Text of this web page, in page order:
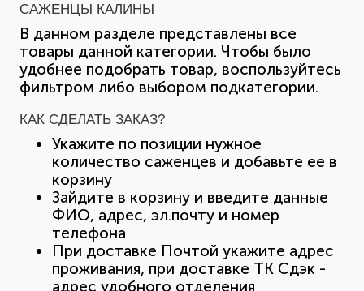
САЖЕНЦЫ КАЛИНЫ
В данном разделе представлены все
товары данной категории. Чтобы было
удобнее подобрать товар, воспользуйтесь
фильтром либо выбором подкатегории.
КАК СДЕЛАТЬ ЗАКАЗ?
Укажите по позиции нужное
количество саженцев и добавьте ее в
корзину
Зайдите в корзину и введите данные
ФИО, адрес, эл.почту и номер
телефона
При доставке Почтой укажите адрес
проживания, при доставке ТК Сдэк -
адрес удобного отделения